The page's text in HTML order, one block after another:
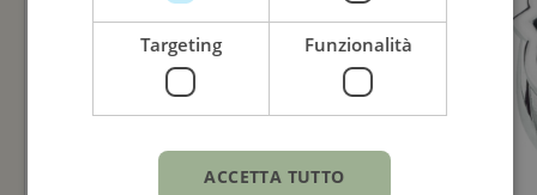
Targeting Funzionalità
ACCETTA TUTTO